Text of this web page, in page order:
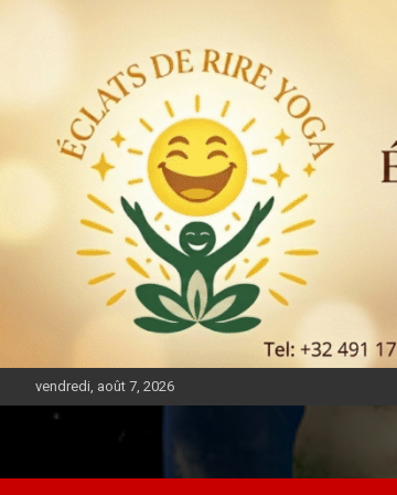
vendredi, août 7, 2026
DIASPORA PULSE